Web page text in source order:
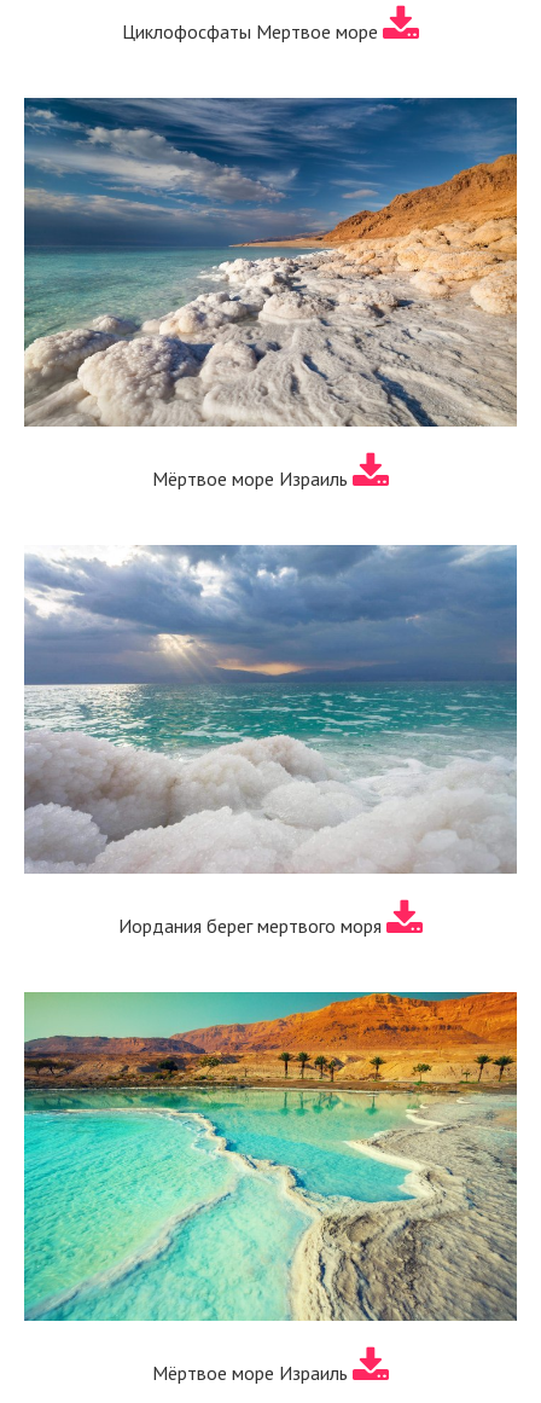
Циклофосфаты Мертвое море
Мёртвое море Израиль
Иордания берег мертвого моря
Мёртвое море Израиль